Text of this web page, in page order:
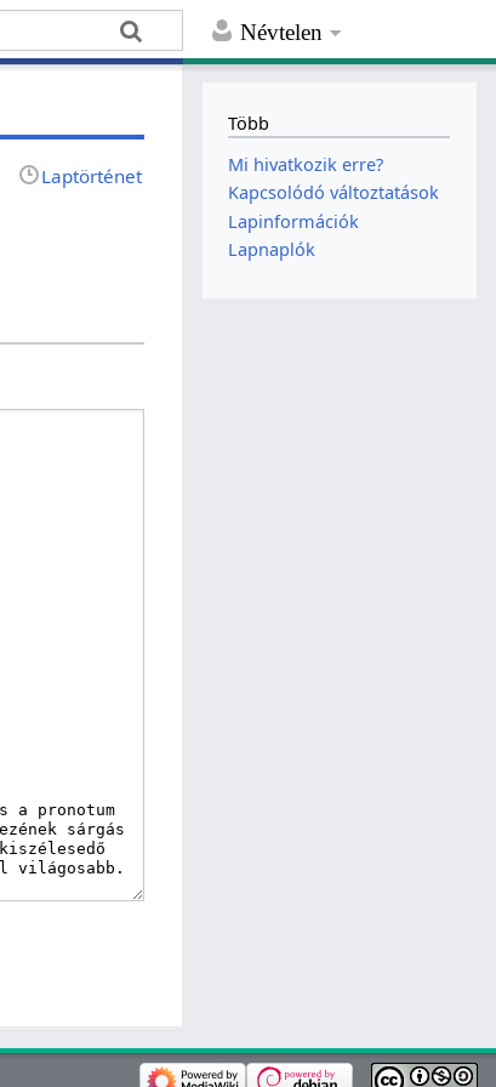
Névtelen
Laptörténet
Több
Mi hivatkozik erre?
Kapcsolódó változtatások
Lapinformációk
Lapnaplók